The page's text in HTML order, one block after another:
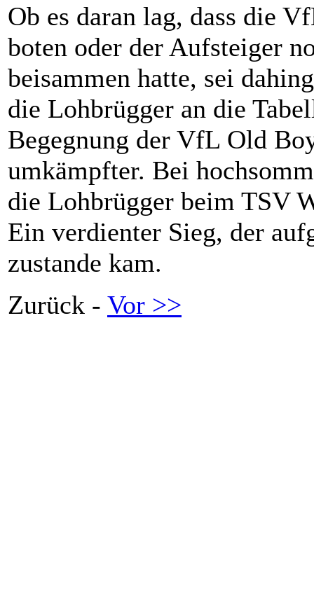
Ob es daran lag, dass die
boten oder der Aufsteiger
beisammen hatte, sei
die Lohbrügger an die
Begegnung der VfL Old
umkämpfter. Bei
die Lohbrügger beim TSV
Ein verdienter Sieg, der
zustande kam.
Zurück - Vor >>